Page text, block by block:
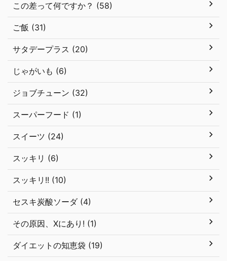
この差って何ですか？ (58)
ご飯 (31)
サタデープラス (20)
じゃがいも (6)
ジョブチューン (32)
スーパーフード (1)
スイーツ (24)
スッキリ (6)
スッキリ!! (10)
セスキ炭酸ソーダ (4)
その原因、Xにあり! (1)
ダイエットの知恵袋 (19)